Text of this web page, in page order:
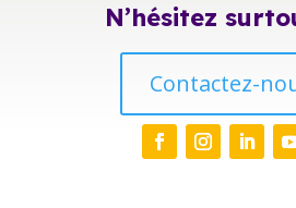
N’hésitez
Contactez-